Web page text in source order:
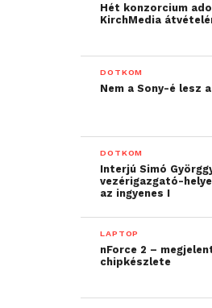
Hét konzorcium
KirchMedia
DOTKOM
Nem a Sony-é lesz
DOTKOM
Interjú Simó
vezérigazgató-
az ingyenes I
LAPTOP
nForce 2 –
chipkészlete